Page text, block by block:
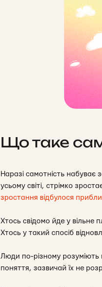
Що таке
Наразі самотність набуває
усьому світі, стрімко
зростання відбулося
Хтось свідомо йде у вільне
Хтось у такий спосіб
Люди по-різному розуміють
поняття, зазвичай їх не